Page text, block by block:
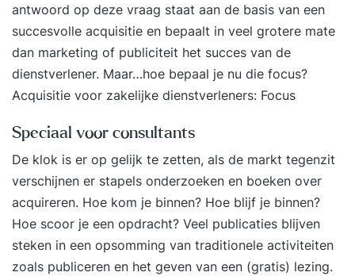
antwoord op deze vraag staat aan de basis van een
succesvolle acquisitie en bepaalt in veel grotere mate
dan marketing of publiciteit het succes van de
dienstverlener. Maar…hoe bepaal je nu die focus?
Acquisitie voor zakelijke dienstverleners: Focus
Speciaal voor consultants
De klok is er op gelijk te zetten, als de markt tegenzit
verschijnen er stapels onderzoeken en boeken over
acquireren. Hoe kom je binnen? Hoe blijf je binnen?
Hoe scoor je een opdracht? Veel publicaties blijven
steken in een opsomming van traditionele activiteiten
zoals publiceren en het geven van een (gratis) lezing.